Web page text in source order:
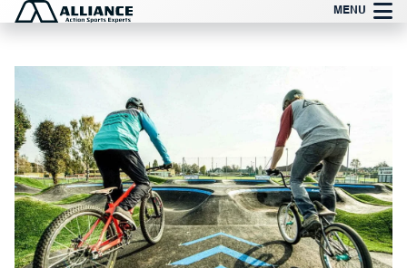
Preskoči
MENU